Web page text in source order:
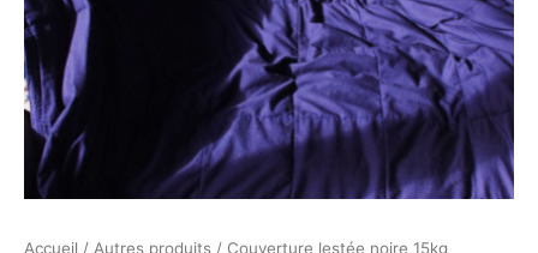
Accueil / Autres produits / Couverture lestée noire 15kg